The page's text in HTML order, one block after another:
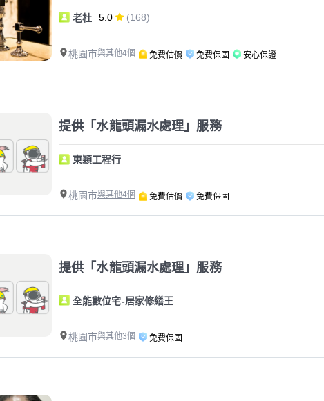
老杜 5.0 (168)
桃園市與其他4個 免費估價 免費保固 安心保證
提供「水龍頭漏水處理」服務
東穎工程行
桃園市與其他4個 免費估價 免費保固
提供「水龍頭漏水處理」服務
全能數位宅-居家修繕王
桃園市與其他3個 免費保固